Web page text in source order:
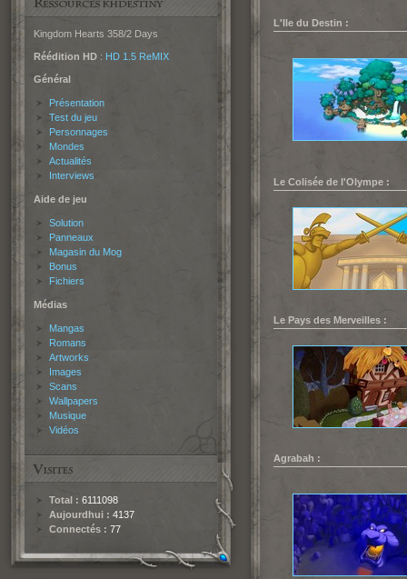
Kingdom Hearts 358/2 Days
Réédition HD : HD 1.5 ReMIX
Général
Présentation
Test du jeu
Personnages
Mondes
Actualités
Interviews
Aide de jeu
Solution
Panneaux
Magasin du Mog
Bonus
Fichiers
Médias
Mangas
Romans
Artworks
Images
Scans
Wallpapers
Musique
Vidéos
Total : 6111098
Aujourdhui : 4137
Connectés : 77
L'Ile du Destin :
Le Colisée de l'Olympe :
Le Pays des Merveilles :
Agrabah :